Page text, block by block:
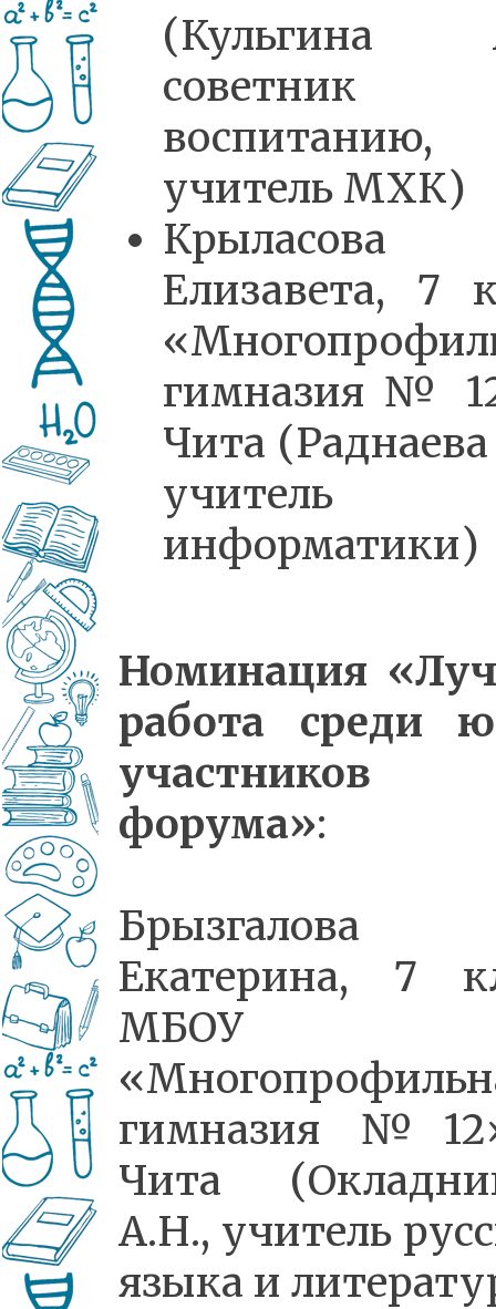
(Кульгина
советник
воспитанию,
учитель МХК)
Крыласова
Елизавета, 7
гимназия №
Чита
учитель
информатики)
Номинация
работа среди
участников
форума»:
Брызгалова
Екатерина, 7
МБОУ
гимназия
Чита
А.Н., учитель
языка и